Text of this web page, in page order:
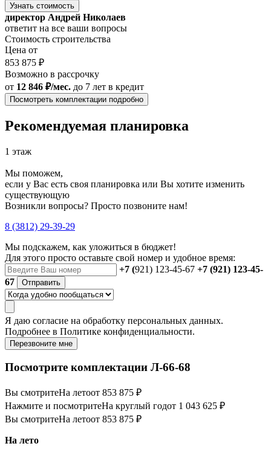
Узнать стоимость
директор Андрей Николаев
ответит на все ваши вопросы
Стоимость строительства
Цена от
853 875 ₽
Возможно в рассрочку
от 12 846 ₽/мес. до 7 лет в кредит
Посмотреть комплектации подробно
Рекомендуемая планировка
1 этаж
Мы поможем,
если у Вас есть своя планировка или Вы хотите изменить
существующую
Возникли вопросы? Просто позвоните нам!
8 (3812) 29-39-29
Мы подскажем, как уложиться в бюджет!
Для этого просто оставьте свой номер и удобное время:
+7 (921) 123-45-67 +7 (921) 123-45-
67
Отправить
Я даю согласие на обработку персональных данных.
Подробнее в Политике конфиденциальности.
Перезвоните мне
Посмотрите комплектации Л-66-68
Вы смотритеНа летоот 853 875 ₽
Нажмите и посмотритеНа круглый годот 1 043 625 ₽
Вы смотритеНа летоот 853 875 ₽
На лето